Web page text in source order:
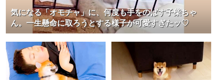
気になる「オモチャ」に、何度も手をのばす子柴ちゃ
ん。一生懸命に取ろうとする様子が可愛すぎたッ♡